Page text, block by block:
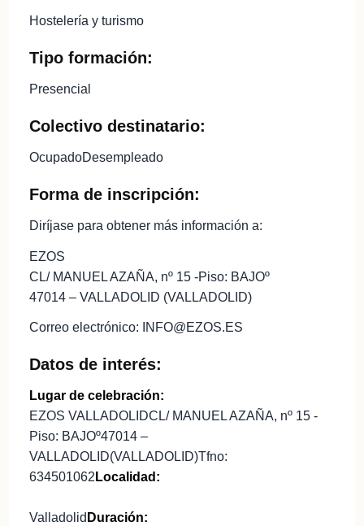
Hostelería y turismo
Tipo formación:
Presencial
Colectivo destinatario:
OcupadoDesempleado
Forma de inscripción:
Diríjase para obtener más información a:
EZOS
CL/ MANUEL AZAÑA, nº 15 -Piso: BAJOº
47014 – VALLADOLID (VALLADOLID)
Correo electrónico: INFO@EZOS.ES
Datos de interés:
Lugar de celebración:
EZOS VALLADOLIDCL/ MANUEL AZAÑA, nº 15 -
Piso: BAJOº47014 –
VALLADOLID(VALLADOLID)Tfno:
634501062 Localidad:
Valladolid Duración: